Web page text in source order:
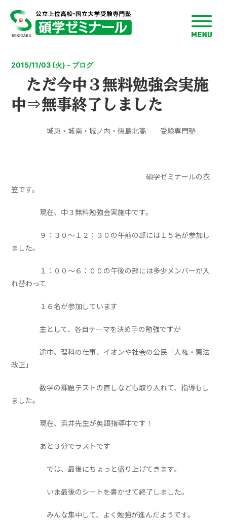
toggle
menu
2015/11/03 (火) - ブログ
ただ今中３無料勉強会実施
中⇒無事終了しました
城東・城南・城ノ内・徳島北高 受験専門塾
碩学ゼミナールの衣
笠です。
現在、中３無料勉強会実施中です。
９：３０～１２：３０の午前の部には１５名が参加し
ました。
１：００～６：００の午後の部には多少メンバーが入
れ替わって
１６名が参加しています
主として、各自テーマを決め手の勉強ですが
途中、理科の仕事、イオンや社会の公民「人権・憲法
改正」
数学の課題テストの直しなども取り入れて、指導もし
ました。
現在、浜井先生が英語指導中です！
あと３分でラストです
では、最後にちょっと盛り上げてきます。
いま最後のシートを書かせて終了しました。
みんな集中して、よく勉強が進んだようです。